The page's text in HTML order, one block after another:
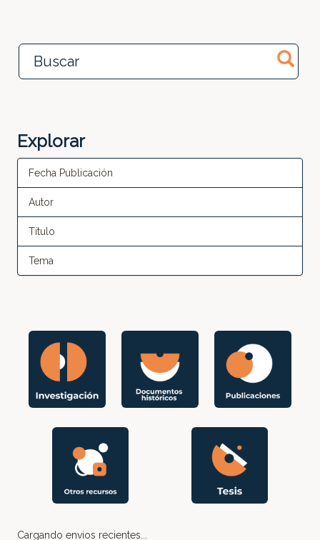
Explorar
Fecha Publicación
Autor
Título
Tema
Cargando envios recientes...